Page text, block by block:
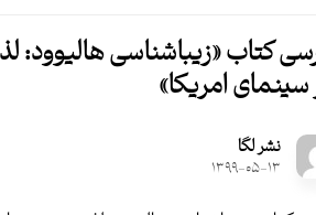
کتاب «زیباشناسی هالیوود:
امریکا»
نشر لگا
۱۳۹۹-۰۵-۱۳